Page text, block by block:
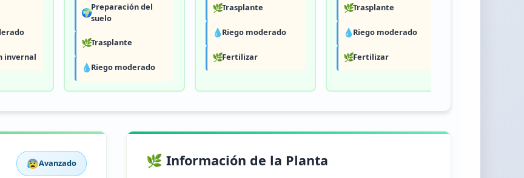
invernal
🌍
Preparación del
suelo
🌿Trasplante
💧Riego moderado
🌿Trasplante
💧Riego moderado
🌿Fertilizar
🌿Trasplante
💧Riego moderado
🌿Fertilizar
😰Avanzado 🌿 Información de la Planta